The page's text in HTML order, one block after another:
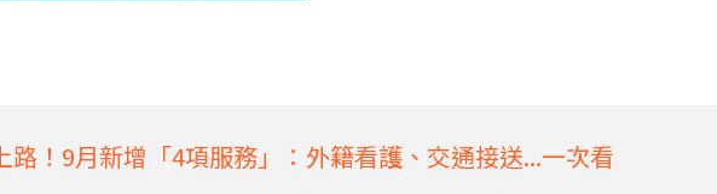
路！9月新增「4項服務」：外籍看護、交通接送...一次看